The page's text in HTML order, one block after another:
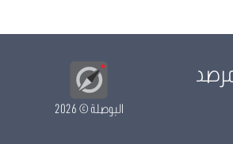
البوصلة© 2026